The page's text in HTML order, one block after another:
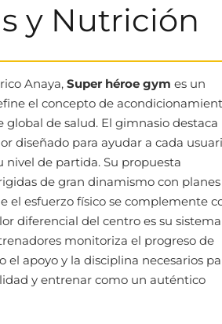
y Nutrición
Anaya, Super héroe gym es un
el concepto de
de salud. El gimnasio destaca
diseñado para ayudar a cada
nivel de partida. Su propuesta
de gran dinamismo con planes
el esfuerzo físico se complemente
diferencial del centro es su sistema
monitoriza el progreso de
apoyo y la disciplina necesarios
y entrenar como un auténtico